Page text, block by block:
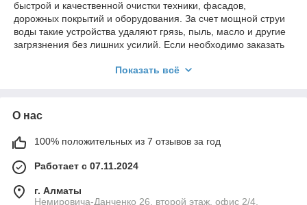
быстрой и качественной очистки техники, фасадов,
дорожных покрытий и оборудования. За счет мощной струи
воды такие устройства удаляют грязь, пыль, масло и другие
загрязнения без лишних усилий. Если необходимо заказать
стоит обратить внимание на современные модели.
Переносные мойки высокого давления
востребованы там, где важна мобильность и возможность
работы в разных условиях. Они компактны, легко
транспортируются и подходят как для профессионального,
так и для бытового применения.
Показать всё
О нас
100% положительных из 7 отзывов за год
Работает с 07.11.2024
г. Алматы
Немировича-Данченко 26, второй этаж, офис 2/4,